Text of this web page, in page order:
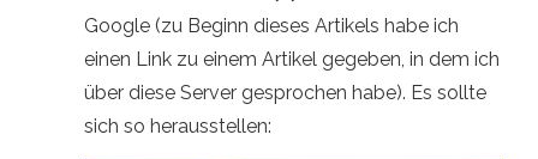
Google (zu Beginn dieses Artikels habe ich
einen Link zu einem Artikel gegeben, in dem ich
über diese Server gesprochen habe). Es sollte
sich so herausstellen: